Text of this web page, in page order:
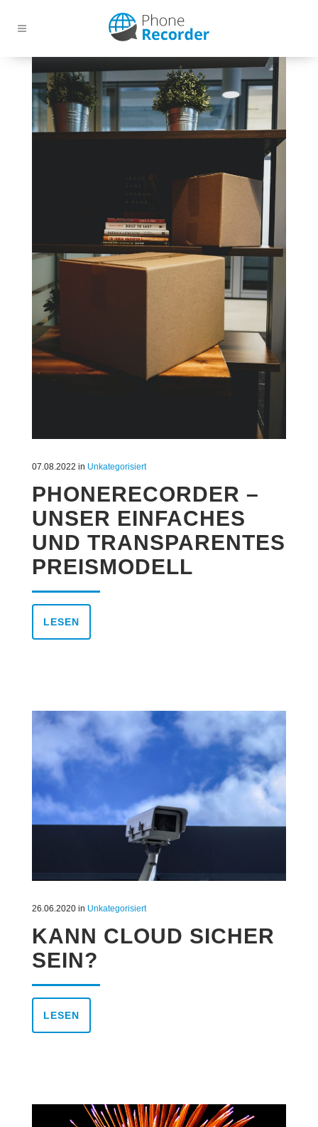
07.08.2022 in Unkategorisiert
PHONERECORDER –
UNSER EINFACHES
UND TRANSPARENTES
PREISMODELL
LESEN
26.06.2020in Unkategorisiert
KANN CLOUD SICHER
SEIN?
LESEN